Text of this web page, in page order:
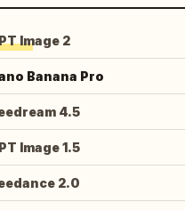
Image 2
Banana Pro
4.5
Image 1.5
2.0